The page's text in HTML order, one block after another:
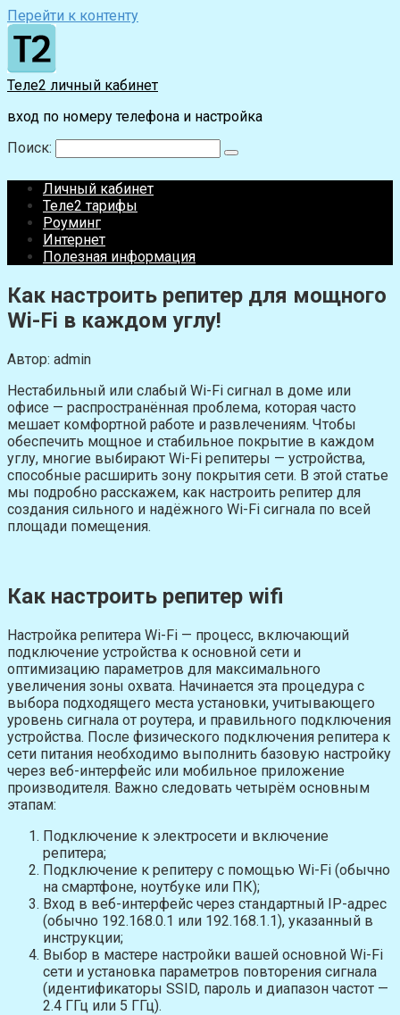
Перейти к контенту
Теле2 личный кабинет
вход по номеру телефона и настройка
Поиск:
Личный кабинет
Теле2 тарифы
Роуминг
Интернет
Полезная информация
Как настроить репитер для мощного
Wi-Fi в каждом углу!
Автор: admin
Нестабильный или слабый Wi-Fi сигнал в доме или
офисе — распространённая проблема, которая часто
мешает комфортной работе и развлечениям. Чтобы
обеспечить мощное и стабильное покрытие в каждом
углу, многие выбирают Wi-Fi репитеры — устройства,
способные расширить зону покрытия сети. В этой статье
мы подробно расскажем, как настроить репитер для
создания сильного и надёжного Wi-Fi сигнала по всей
площади помещения.
Как настроить репитер wifi
Настройка репитера Wi-Fi — процесс, включающий
подключение устройства к основной сети и
оптимизацию параметров для максимального
увеличения зоны охвата. Начинается эта процедура с
выбора подходящего места установки, учитывающего
уровень сигнала от роутера, и правильного подключения
устройства. После физического подключения репитера к
сети питания необходимо выполнить базовую настройку
через веб-интерфейс или мобильное приложение
производителя. Важно следовать четырём основным
этапам:
Подключение к электросети и включение
репитера;
Подключение к репитеру с помощью Wi-Fi (обычно
на смартфоне, ноутбуке или ПК);
Вход в веб-интерфейс через стандартный IP-адрес
(обычно 192.168.0.1 или 192.168.1.1), указанный в
инструкции;
Выбор в мастере настройки вашей основной Wi-Fi
сети и установка параметров повторения сигнала
(идентификаторы SSID, пароль и диапазон частот —
2.4 ГГц или 5 ГГц).